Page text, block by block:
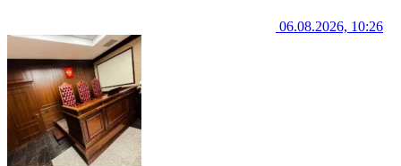
06.08.2026, 10:26